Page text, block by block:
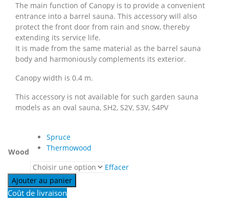
The main function of Canopy is to provide a convenient
entrance into a barrel sauna. This accessory will also
protect the front door from rain and snow, thereby
extending its service life.
It is made from the same material as the barrel sauna
body and harmoniously complements its exterior.
Canopy width is 0.4 m.
This accessory is not available for such garden sauna
models as an oval sauna, SH2, S2V, S3V, S4PV
Wood
Spruce
Thermowood
Effacer
Ajouter au panier
Coût de livraison